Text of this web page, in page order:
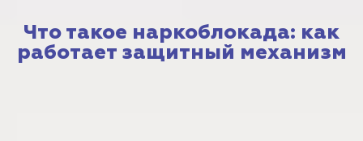
Что такое наркоблокада: как
работает защитный механизм